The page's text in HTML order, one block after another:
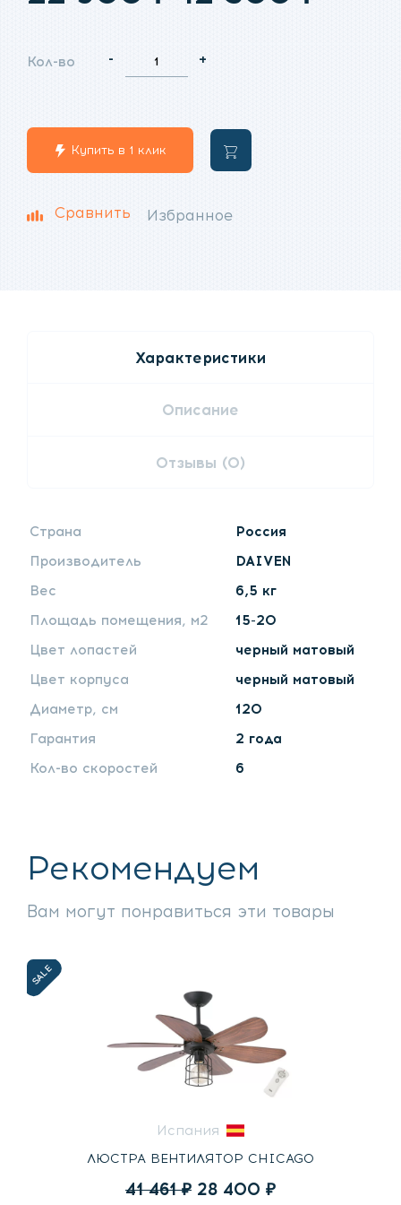
Характеристики
Описание
Отзывы (0)
Страна
Россия
Производитель
DAIVEN
Вес
6,5 кг
Площадь помещения, м2
15-20
Цвет лопастей
черный матовый
Цвет корпуса
черный матовый
Диаметр, см
120
Гарантия
2 года
Кол-во скоростей
6
составляла
22
900
₽.
Кол-во - +
Купить в 1 клик
В
корзину
Сравнить Избранное
Рекомендуем
Вам могут понравиться эти товары
SALE
Испания
ЛЮСТРА ВЕНТИЛЯТОР CHICAGO
41 461₽ Первоначальная
28 400 ₽Текущая